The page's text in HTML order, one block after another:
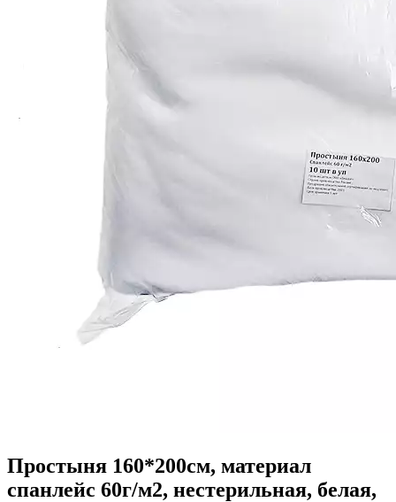
Простыня 160*200см, материал
спанлейс 60г/м2, нестерильная, белая,